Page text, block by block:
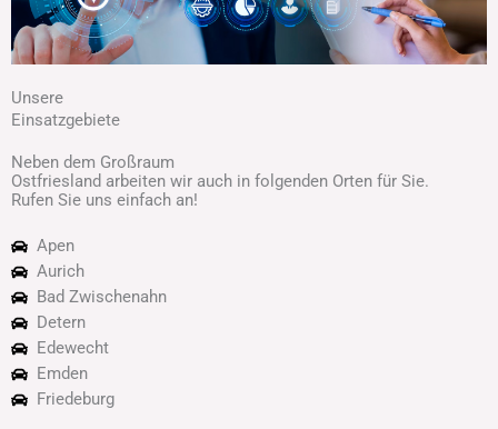
Unsere
Einsatzgebiete
Neben dem Großraum
Ostfriesland arbeiten wir auch in folgenden Orten für Sie.
Rufen Sie uns einfach an!
Apen
Aurich
Bad Zwischenahn
Detern
Edewecht
Emden
Friedeburg